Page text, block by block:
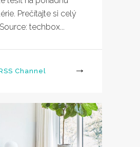
Prečítajte si celý
techbox...
Channel
More